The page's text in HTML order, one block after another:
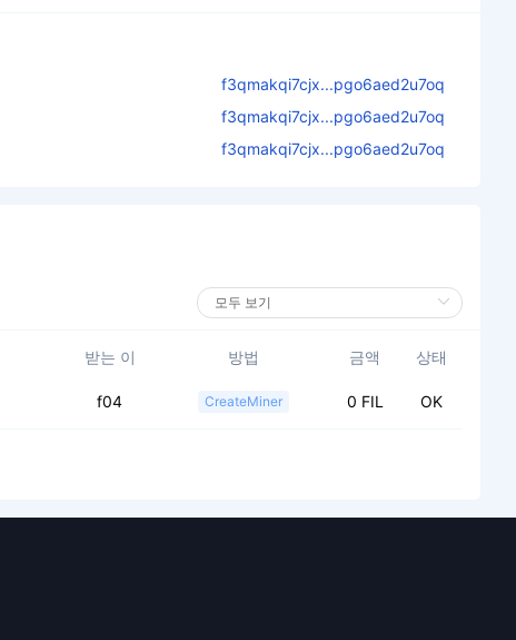
f3qmakqi7cjx...pgo6aed2u7oq
f3qmakqi7cjx...pgo6aed2u7oq
f3qmakqi7cjx...pgo6aed2u7oq
받는 이 방법 금액 상태
f04 CreateMiner 0 FIL OK